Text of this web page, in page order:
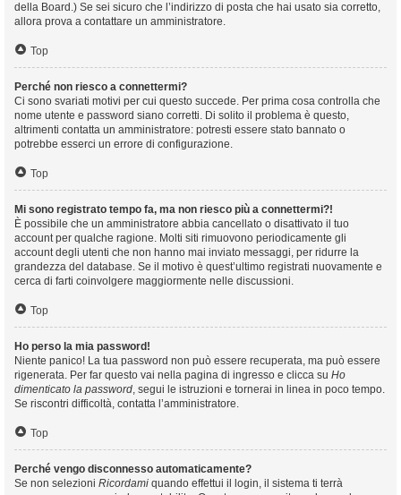
della Board.) Se sei sicuro che l’indirizzo di posta che hai usato sia corretto,
allora prova a contattare un amministratore.
Top
Perché non riesco a connettermi?
Ci sono svariati motivi per cui questo succede. Per prima cosa controlla che
nome utente e password siano corretti. Di solito il problema è questo,
altrimenti contatta un amministratore: potresti essere stato bannato o
potrebbe esserci un errore di configurazione.
Top
Mi sono registrato tempo fa, ma non riesco più a connettermi?!
È possibile che un amministratore abbia cancellato o disattivato il tuo
account per qualche ragione. Molti siti rimuovono periodicamente gli
account degli utenti che non hanno mai inviato messaggi, per ridurre la
grandezza del database. Se il motivo è quest’ultimo registrati nuovamente e
cerca di farti coinvolgere maggiormente nelle discussioni.
Top
Ho perso la mia password!
Niente panico! La tua password non può essere recuperata, ma può essere
rigenerata. Per far questo vai nella pagina di ingresso e clicca su Ho
dimenticato la password, segui le istruzioni e tornerai in linea in poco tempo.
Se riscontri difficoltà, contatta l’amministratore.
Top
Perché vengo disconnesso automaticamente?
Se non selezioni Ricordami quando effettui il login, il sistema ti terrà